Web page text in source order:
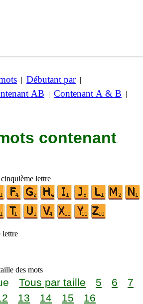
| Débutant par|
AB | Contenant A & B |
contenant
lettre
lettre
des mots
Tous par taille 5 6
7
13 14 15 16